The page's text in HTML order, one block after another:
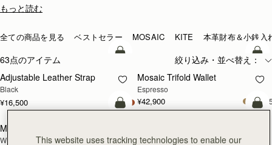
ルダーやジュエリーボックスはどれもタイムレスな魅力のアイテムで
もっと読む
全ての商品を見る ベストセラー MOSAIC KITE 本革財布＆小銭入
63点のアイテム 絞り込み・並べ替え：
カートに追加
Adjustable Leather Strap
Black
¥16,500
カ
Mosaic Trifold Wallet
Espresso
¥42,900
カートに追加
Mosaic Trifold Wallet
Walnut
カ
Black
This website uses tracking technologies to enable our